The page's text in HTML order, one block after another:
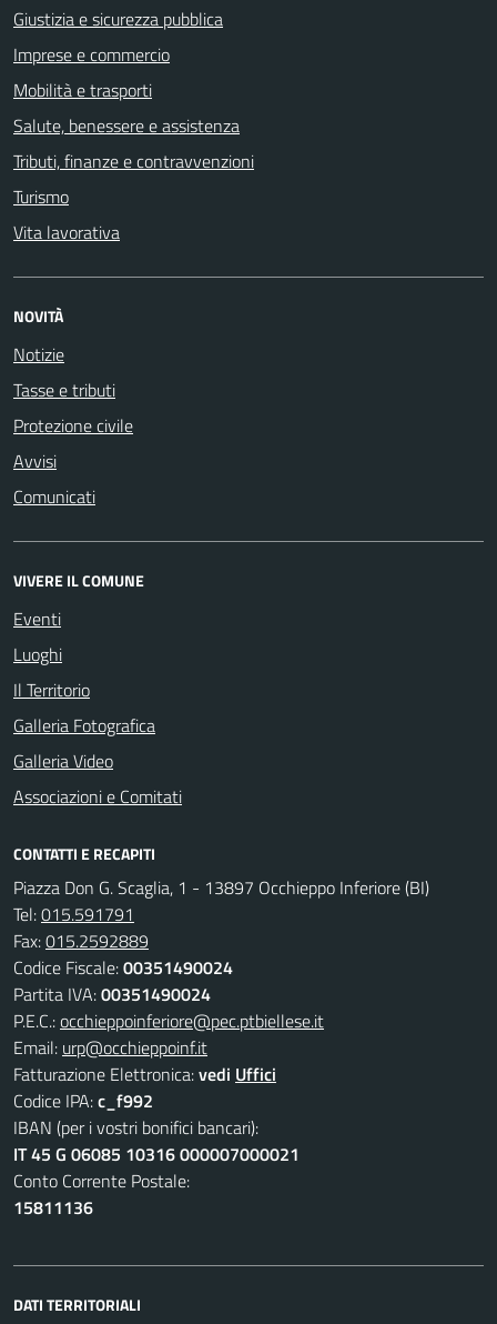
Giustizia e sicurezza pubblica
Imprese e commercio
Mobilità e trasporti
Salute, benessere e assistenza
Tributi, finanze e contravvenzioni
Turismo
Vita lavorativa
NOVITÀ
Notizie
Tasse e tributi
Protezione civile
Avvisi
Comunicati
VIVERE IL COMUNE
Eventi
Luoghi
Il Territorio
Galleria Fotografica
Galleria Video
Associazioni e Comitati
CONTATTI E RECAPITI
Piazza Don G. Scaglia, 1 - 13897 Occhieppo Inferiore (BI)
Tel:015.591791
Fax:015.2592889
Codice Fiscale:00351490024
Partita IVA:00351490024
P.E.C.:occhieppoinferiore@pec.ptbiellese.it
Email: urp@occhieppoinf.it
Fatturazione Elettronica:vedi Uffici
Codice IPA:c_f992
IBAN (per i vostri bonifici bancari):
IT 45 G 06085 10316 000007000021
Conto Corrente Postale:
15811136
DATI TERRITORIALI